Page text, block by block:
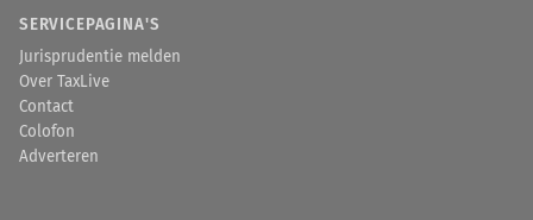
SERVICEPAGINA'S
Jurisprudentie melden
Over TaxLive
Contact
Colofon
Adverteren